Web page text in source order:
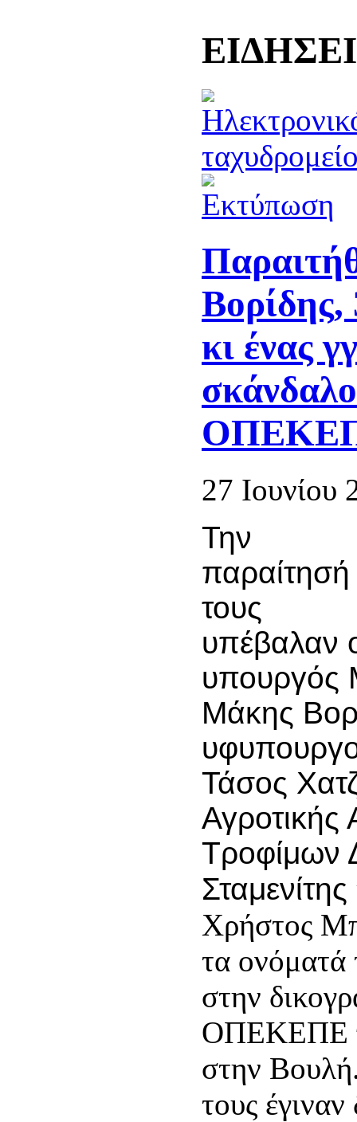
Βορίδης,
κι ένας
27 Ιουνίου
Την
παραίτησή
τους
υπέβαλαν
υπουργός
Μάκης
Τάσος
Αγροτικής
Τροφίμων
Σταμενίτης
Χρήστος
τα ονόματά
στην
ΟΠΕΚΕΠΕ
στην
τους έγιναν